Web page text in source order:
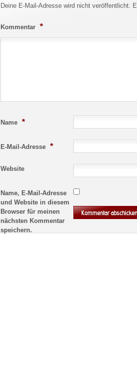
Deine E-Mail-Adresse wird nicht veröffentlicht.
Kommentar *
Name *
E-Mail-Adresse *
Website
Name, E-Mail-Adresse
und Website in diesem
Browser für meinen
nächsten Kommentar
speichern.